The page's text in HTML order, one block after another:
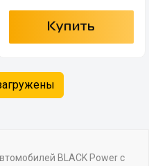
Купить
BLACK Power с